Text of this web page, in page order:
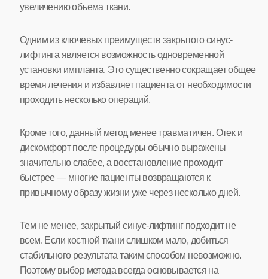
увеличению объема ткани.
Одним из ключевых преимуществ закрытого синус-
лифтинга является возможность одновременной
установки импланта. Это существенно сокращает общее
время лечения и избавляет пациента от необходимости
проходить несколько операций.
Кроме того, данный метод менее травматичен. Отек и
дискомфорт после процедуры обычно выражены
значительно слабее, а восстановление проходит
быстрее — многие пациенты возвращаются к
привычному образу жизни уже через несколько дней.
Тем не менее, закрытый синус-лифтинг подходит не
всем. Если костной ткани слишком мало, добиться
стабильного результата таким способом невозможно.
Поэтому выбор метода всегда основывается на